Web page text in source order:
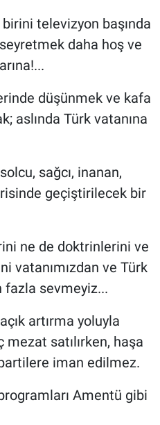
televizyon başında
seyretmek daha hoş ve
düşünmek ve kafa
aslında Türk vatanına
sağcı, inanan,
geçiştirilecek bir
ne de doktrinlerini ve
vatanımızdan ve Türk
sevmeyiz...
artırma yoluyla
mezat satılırken, haşa
iman edilmez.
Amentü gibi